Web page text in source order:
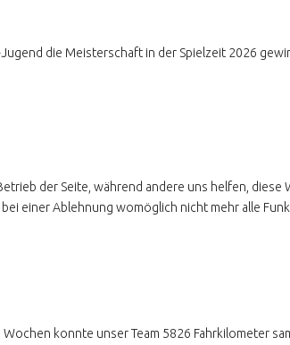
die Meisterschaft in der Spielzeit 2026
konnte unser Team 5826 Fahrkilometer
der Seite, während andere uns helfen,
einer Ablehnung womöglich nicht mehr alle